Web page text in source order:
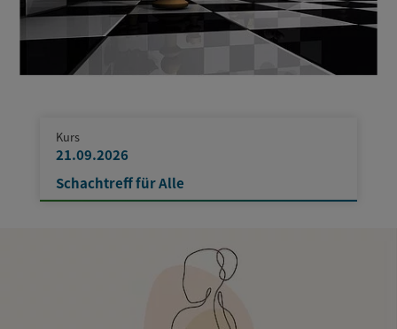
Kurs
21.09.2026
Schachtreff für Alle